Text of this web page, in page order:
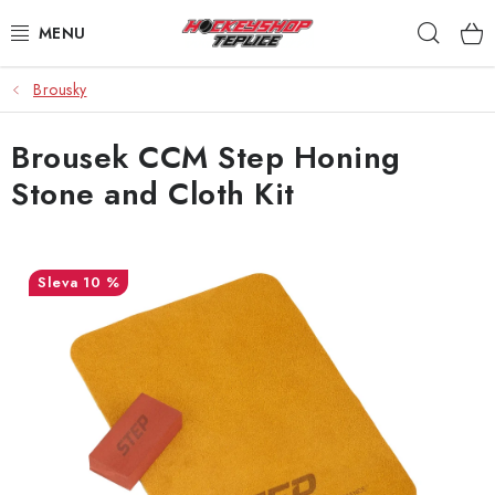
na
VÝPRODEJ
BRUSLE
HOKEJKY
HELMY
RUKAVICE
CHRÁNIČE
Brousky
Brousek CCM Step Honing
Stone and Cloth Kit
10 %